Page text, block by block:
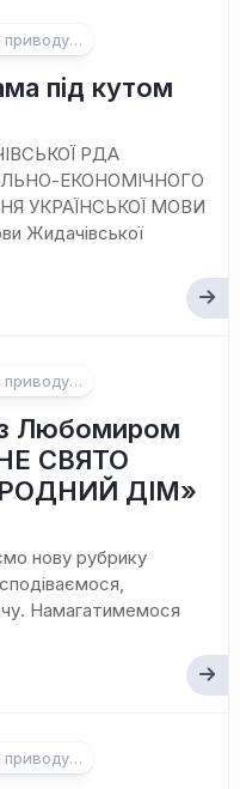
приводу…
під кутом
РДА
ЕКОНОМІЧНОГО
УКРАЇНСЬКОЇ МОВИ
Жидачівської
приводу…
з Любомиром
СВЯТО
ДІМ»
нову рубрику
Намагатимемося
приводу…